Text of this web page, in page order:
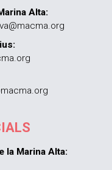
Alta:
la Marina Alta: